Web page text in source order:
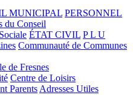
MUNICIPAL PERSONNEL
du Conseil
ÉTAT CIVIL P L U
Communauté de Communes
de Fresnes
Centre de Loisirs
Parents Adresses Utiles